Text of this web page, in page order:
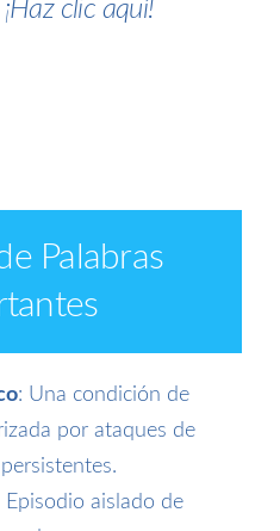
clic aquí!
Palabras
: Una condición de
por ataques de
Episodio aislado de